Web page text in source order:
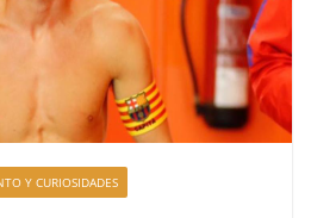
Y CURIOSIDADES